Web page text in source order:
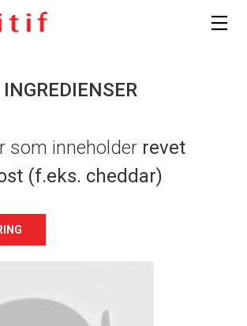
INGREDIENSER
som inneholder revet
(f.eks. cheddar)